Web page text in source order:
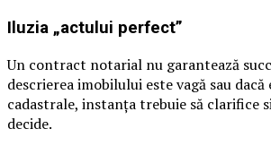
Iluzia „actului perfect”
Un contract notarial nu garantează
descrierea imobilului este vagă sau
cadastrale, instanța trebuie să clarifice
decide.